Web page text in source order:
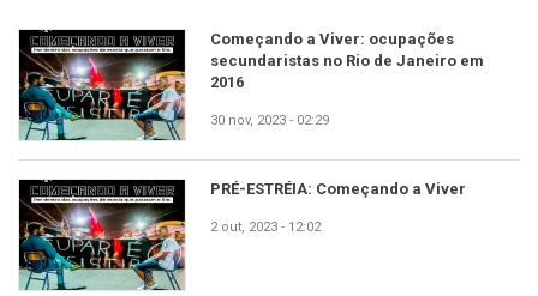
Começando a Viver: ocupações
secundaristas no Rio de Janeiro em
2016
30 nov, 2023 - 02:29
PRÉ-ESTRÉIA: Começando a Viver
2 out, 2023 - 12:02